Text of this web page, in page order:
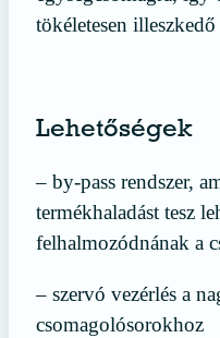
tökéletesen
Lehetőségek
– by-pass rendszer,
termékhaladást tesz
felhalmozódnának a
– szervó vezérlés a
csomagolósorokhoz